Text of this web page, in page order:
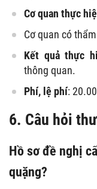
Cơ quan thực
Cơ quan có
Kết quả thực
thông quan.
Phí, lệ phí:
6. Câu hỏi
Hồ sơ đề nghị
quặng?